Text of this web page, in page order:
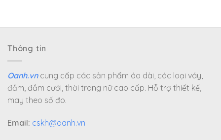
Thông tin
Oanh.vn cung cấp các sản phẩm áo dài, các loại váy,
đầm, đầm cưới, thời trang nữ cao cấp. Hỗ trợ thiết kế,
may theo số đo.
Email: cskh@oanh.vn